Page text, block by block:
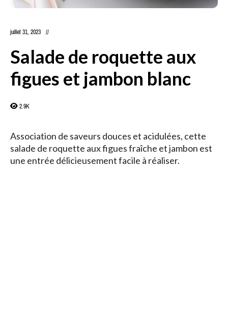
juillet 31, 2023
Salade de roquette aux
figues et jambon blanc
2.9K
Association de saveurs douces et acidulées, cette
salade de roquette aux figues fraîche et jambon est
une entrée délicieusement facile à réaliser.